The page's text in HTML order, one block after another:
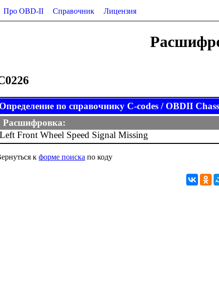
Про OBD-II Справочник Лицензия
по справочнику C-codes / OBDII
Расшифровка:
Left Front Wheel Speed Signal Missing
к форме поиска по коду